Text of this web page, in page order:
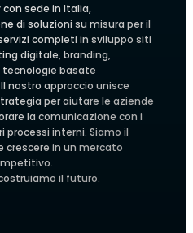
con sede in Italia,
di soluzioni su misura per il
completi in sviluppo siti
digitale, branding,
basate
nostro approccio unisce
per aiutare le aziende
la comunicazione con i
interni. Siamo il
crescere in un mercato
il futuro.